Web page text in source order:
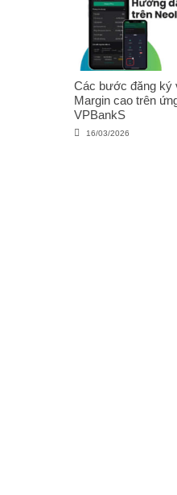
Các bước đăng ký
Margin cao trên
VPBankS
16/03/2026